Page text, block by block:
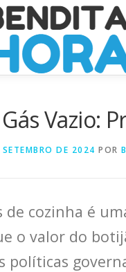
Vazio:
DE 2024 POR
de cozinha é
o valor do
políticas